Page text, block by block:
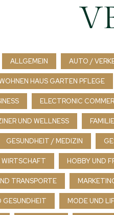
ALLGEMEIN AUTO /
HAUS GARTEN PFLEGE
ELECTRONIC
UND WELLNESS
GESUNDHEIT / MEDIZIN
HOBBY UND
TRANSPORTE
GESUNDHEIT MODE UND